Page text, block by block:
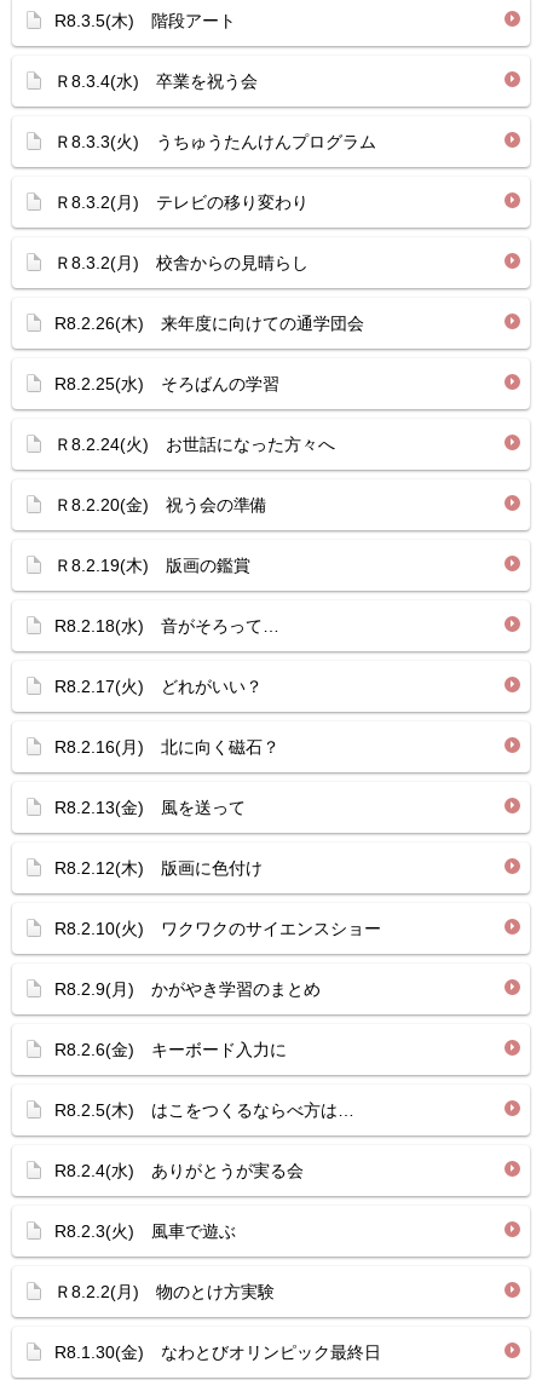
R8.3.5(木) 階段アート
Ｒ8.3.4(水) 卒業を祝う会
Ｒ8.3.3(火) うちゅうたんけんプログラム
Ｒ8.3.2(月) テレビの移り変わり
Ｒ8.3.2(月) 校舎からの見晴らし
R8.2.26(木) 来年度に向けての通学団会
R8.2.25(水) そろばんの学習
Ｒ8.2.24(火) お世話になった方々へ
Ｒ8.2.20(金) 祝う会の準備
Ｒ8.2.19(木) 版画の鑑賞
R8.2.18(水) 音がそろって…
R8.2.17(火) どれがいい？
R8.2.16(月) 北に向く磁石？
R8.2.13(金) 風を送って
R8.2.12(木) 版画に色付け
R8.2.10(火) ワクワクのサイエンスショー
R8.2.9(月) かがやき学習のまとめ
R8.2.6(金) キーボード入力に
R8.2.5(木) はこをつくるならべ方は…
R8.2.4(水) ありがとうが実る会
R8.2.3(火) 風車で遊ぶ
Ｒ8.2.2(月) 物のとけ方実験
R8.1.30(金) なわとびオリンピック最終日